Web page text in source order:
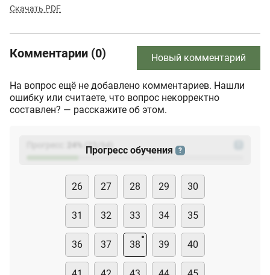
Скачать PDF
Комментарии (0) Новый комментарий
На вопрос ещё не добавлено комментариев. Нашли
ошибку или считаете, что вопрос некорректно
составлен? — расскажите об этом.
(23
Прогресс обучения ?
26 27 28 29 30
31 32 33 34 35
36 37 38 39 40